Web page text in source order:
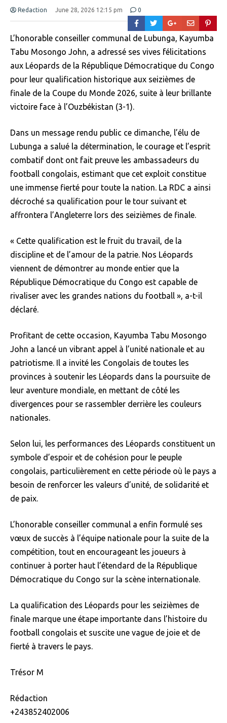
Redaction June 28, 2026 12:15 pm 0
L’honorable conseiller communal de Lubunga, Kayumba
Tabu Mosongo John, a adressé ses vives félicitations
aux Léopards de la République Démocratique du Congo
pour leur qualification historique aux seizièmes de
finale de la Coupe du Monde 2026, suite à leur brillante
victoire face à l’Ouzbékistan (3-1).
Dans un message rendu public ce dimanche, l’élu de
Lubunga a salué la détermination, le courage et l’esprit
combatif dont ont fait preuve les ambassadeurs du
football congolais, estimant que cet exploit constitue
une immense fierté pour toute la nation. La RDC a ainsi
décroché sa qualification pour le tour suivant et
affrontera l’Angleterre lors des seizièmes de finale.
« Cette qualification est le fruit du travail, de la
discipline et de l’amour de la patrie. Nos Léopards
viennent de démontrer au monde entier que la
République Démocratique du Congo est capable de
rivaliser avec les grandes nations du football », a-t-il
déclaré.
Profitant de cette occasion, Kayumba Tabu Mosongo
John a lancé un vibrant appel à l’unité nationale et au
patriotisme. Il a invité les Congolais de toutes les
provinces à soutenir les Léopards dans la poursuite de
leur aventure mondiale, en mettant de côté les
divergences pour se rassembler derrière les couleurs
nationales.
Selon lui, les performances des Léopards constituent un
symbole d’espoir et de cohésion pour le peuple
congolais, particulièrement en cette période où le pays a
besoin de renforcer les valeurs d’unité, de solidarité et
de paix.
L’honorable conseiller communal a enfin formulé ses
vœux de succès à l’équipe nationale pour la suite de la
compétition, tout en encourageant les joueurs à
continuer à porter haut l’étendard de la République
Démocratique du Congo sur la scène internationale.
La qualification des Léopards pour les seizièmes de
finale marque une étape importante dans l’histoire du
football congolais et suscite une vague de joie et de
fierté à travers le pays.
Trésor M
Rédaction
+243852402006